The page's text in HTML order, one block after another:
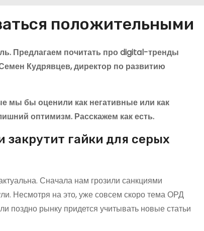
положительными
Предлагаем почитать про digital-тренды
Кудрявцев, директор по развитию
мы бы оценили как негативные или как
оптимизм. Расскажем как есть.
закрутит гайки для серых
Сначала нам грозили санкциями
Несмотря на это, уже совсем скоро тема ОРД
поздно рынку придется учитывать новые статьи